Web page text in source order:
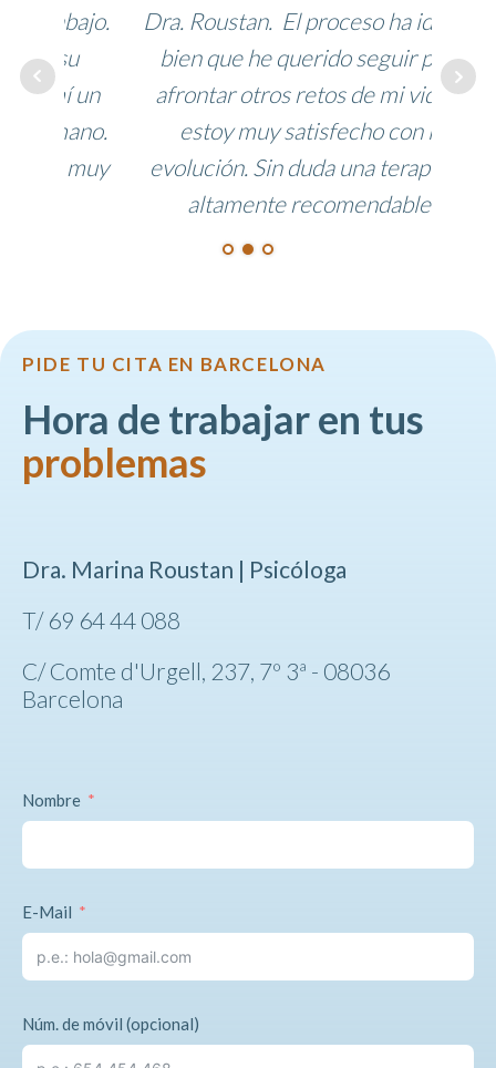
un
Dra. Roustan. El proceso ha ido tan
bien que he querido seguir para
afrontar otros retos de mi vida, y
estoy muy satisfecho con la
evolución. Sin duda una terapeuta
altamente recomendable.
et
PIDE TU CITA EN BARCELONA
Hora de trabajar en tus
problemas
Dra. Marina Roustan | Psicóloga
T/ 69 64 44 088
C/ Comte d'Urgell, 237, 7º 3ª - 08036
Barcelona
Nombre
E-Mail
Núm. de móvil (opcional)